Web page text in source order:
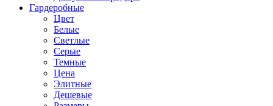
Гардеробные
Цвет
Белые
Светлые
Серые
Темные
Цена
Элитные
Дешевые